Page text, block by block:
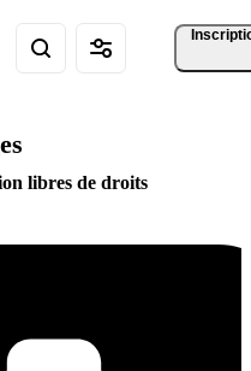
libres de droits